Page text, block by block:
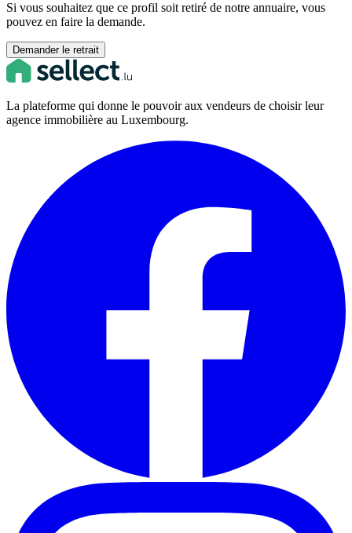
Si vous souhaitez que ce profil soit retiré de notre annuaire, vous
pouvez en faire la demande.
Demander le retrait
La plateforme qui donne le pouvoir aux vendeurs de choisir leur
agence immobilière au Luxembourg.